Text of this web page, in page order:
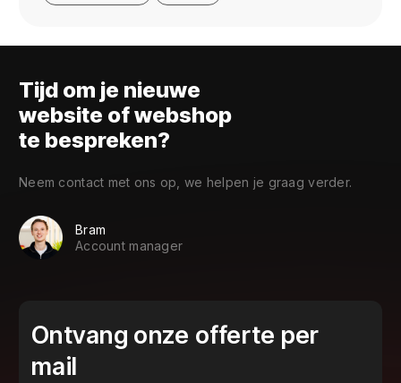
Tijd om je nieuwe
website of webshop
te bespreken?
Neem contact met ons op, we helpen je graag verder.
Bram
Account manager
Ontvang onze offerte per
mail